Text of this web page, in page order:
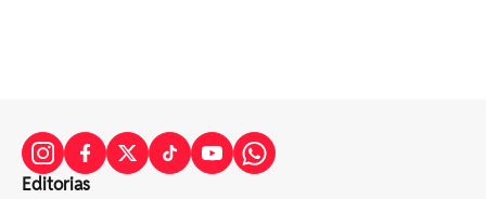
Editorias